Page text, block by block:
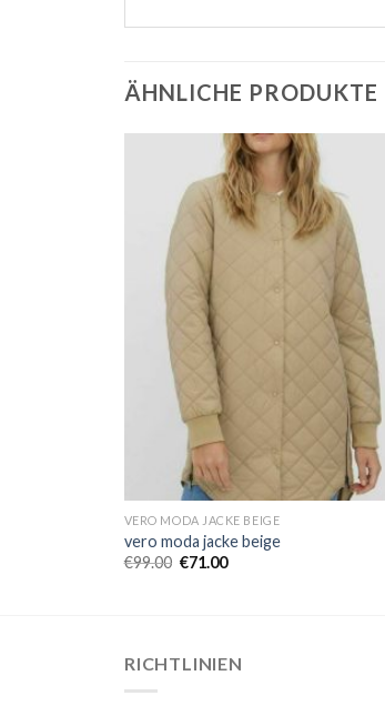
ÄHNLICHE PRODUKTE
VERO MODA JACKE BEIGE
vero moda jacke beige
€99.00 €71.00
RICHTLINIEN